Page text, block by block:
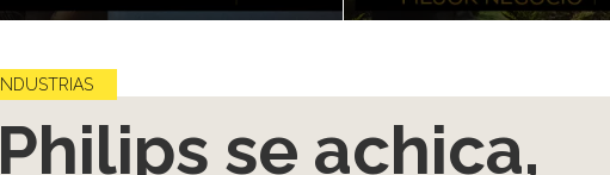
INDUSTRIAS
Philips se achica,